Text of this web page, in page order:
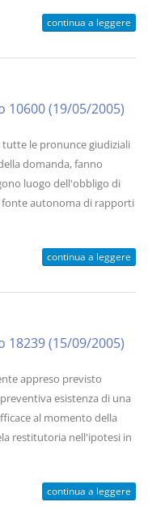
continua a leggere
10600 (19/05/2005)
le pronunce giudiziali
domanda, fanno
luogo dell'obbligo di
autonoma di rapporti
continua a leggere
18239 (15/09/2005)
appreso previsto
esistenza di una
al momento della
restitutoria nell'ipotesi in
continua a leggere